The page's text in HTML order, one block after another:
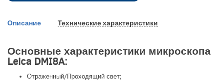
Описание Технические характеристики
Основные характеристики микроскопа
Leica DMI8A:
Отраженный/Проходящий свет;